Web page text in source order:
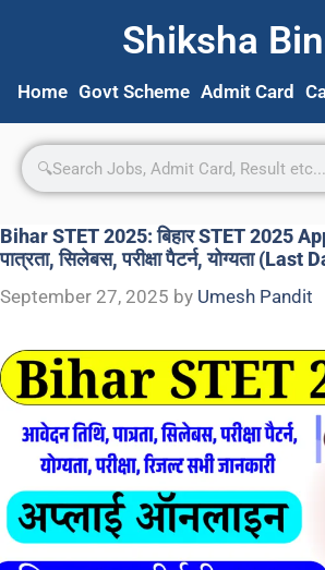
Shiksha
Home Govt Scheme Admit Card
Bihar STET 2025: बिहार STET 2025
पात्रता, सिलेबस, परीक्षा पैटर्न, योग्यता
September 27, 2025 by Umesh Pandit